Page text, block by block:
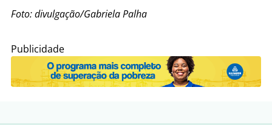
Foto: divulgação/Gabriela Palha
Publicidade